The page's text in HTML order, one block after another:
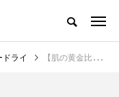
ドライ 【肌の黄金比】を知ってお肌のコンディションを最高にする 皮脂コントロールのススメ